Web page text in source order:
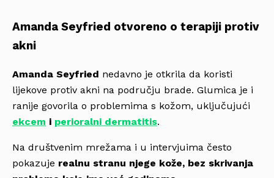
Amanda Seyfried otvoreno o terapiji protiv
akni
Amanda Seyfried nedavno je otkrila da koristi
lijekove protiv akni na području brade. Glumica je i
ranije govorila o problemima s kožom, uključujući
ekcem i perioralni dermatitis.
Na društvenim mrežama i u intervjuima često
pokazuje realnu stranu njege kože, bez skrivanja